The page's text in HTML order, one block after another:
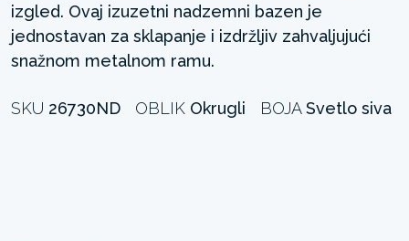
izgled. Ovaj izuzetni nadzemni bazen je
jednostavan za sklapanje i izdržljiv zahvaljujući
snažnom metalnom ramu.
SKU 26730ND OBLIK Okrugli BOJASvetlo siva